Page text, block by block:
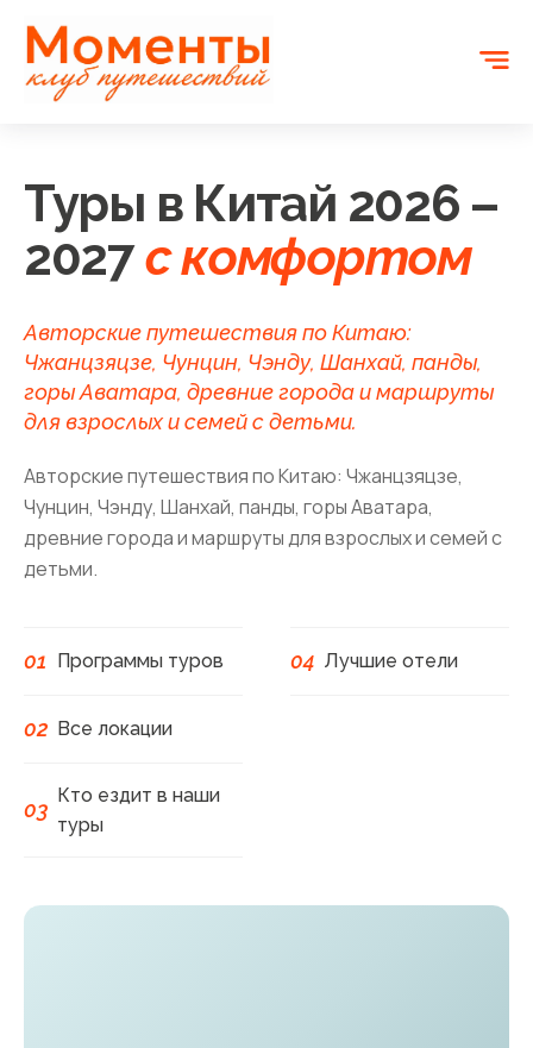
Туры в Китай 2026 –
2027с комфортом
Авторские путешествия по Китаю:
Чжанцзяцзе, Чунцин, Чэнду, Шанхай, панды,
горы Аватара, древние города и маршруты
для взрослых и семей с детьми.
Авторские путешествия по Китаю: Чжанцзяцзе,
Чунцин, Чэнду, Шанхай, панды, горы Аватара,
древние города и маршруты для взрослых и семей с
детьми.
01 Программы туров
02 Все локации
03
Кто ездит в наши
туры
04 Лучшие отели